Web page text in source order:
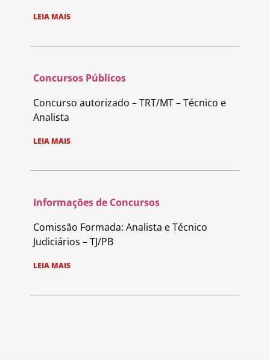
LEIA MAIS
Concursos Públicos
Concurso autorizado – TRT/MT – Técnico e
Analista
LEIA MAIS
Informações de Concursos
Comissão Formada: Analista e Técnico
Judiciários – TJ/PB
LEIA MAIS